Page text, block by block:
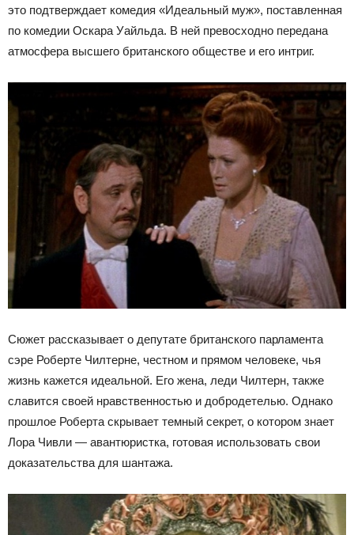
это подтверждает комедия «Идеальный муж», поставленная
по комедии Оскара Уайльда. В ней превосходно передана
атмосфера высшего британского обществе и его интриг.
Сюжет рассказывает о депутате британского парламента
сэре Роберте Чилтерне, честном и прямом человеке, чья
жизнь кажется идеальной. Его жена, леди Чилтерн, также
славится своей нравственностью и добродетелью. Однако
прошлое Роберта скрывает темный секрет, о котором знает
Лора Чивли — авантюристка, готовая использовать свои
доказательства для шантажа.